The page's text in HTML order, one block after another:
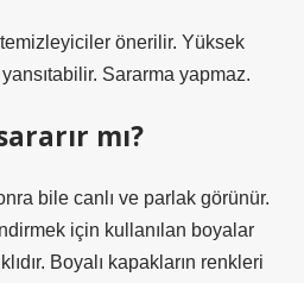
önerilir. Yüksek
yansıtabilir. Sararma yapmaz.
mı?
bile canlı ve parlak görünür.
için kullanılan boyalar
Boyalı kapakların renkleri